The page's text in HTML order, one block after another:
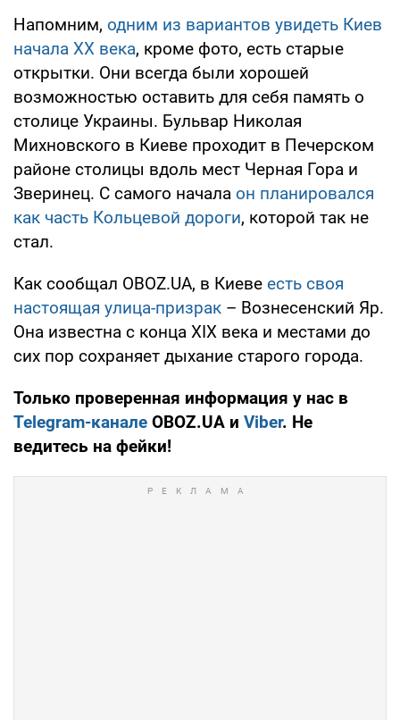
Напомним, одним из вариантов увидеть Киев
начала ХХ века, кроме фото, есть старые
открытки. Они всегда были хорошей
возможностью оставить для себя память о
столице Украины. Бульвар Николая
Михновского в Киеве проходит в Печерском
районе столицы вдоль мест Черная Гора и
Зверинец. С самого начала он планировался
как часть Кольцевой дороги, которой так не
стал.
Как сообщал OBOZ.UA, в Киеве есть своя
настоящая улица-призрак – Вознесенский Яр.
Она известна с конца XIX века и местами до
сих пор сохраняет дыхание старого города.
Только проверенная информация у нас в
Telegram-канале OBOZ.UA и Viber. Не
ведитесь на фейки!